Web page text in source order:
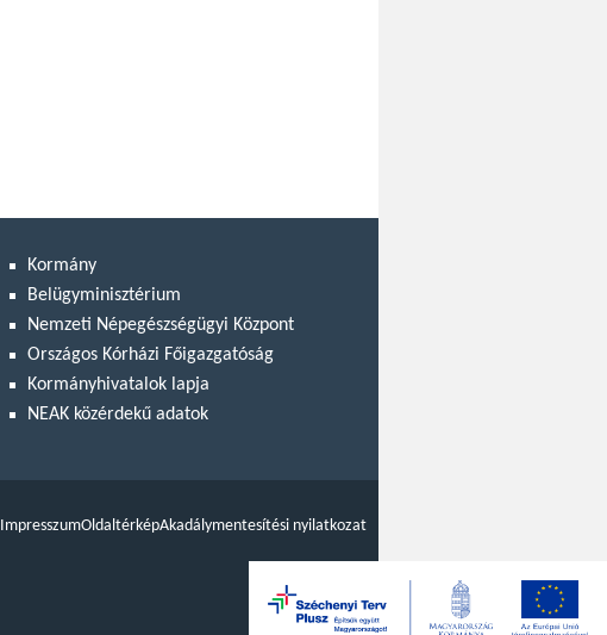
Kormány
Belügyminisztérium
Nemzeti Népegészségügyi Központ
Országos Kórházi Főigazgatóság
Kormányhivatalok lapja
NEAK közérdekű adatok
ImpresszumOldaltérképAkadálymentesítési nyilatkozat